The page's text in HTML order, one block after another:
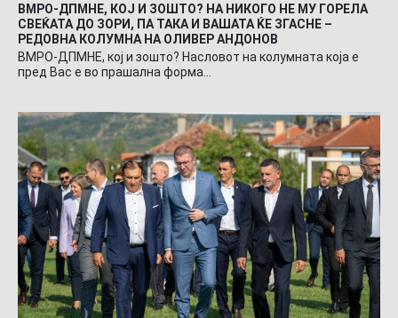
ВМРО-ДПМНЕ, КОЈ И ЗОШТО? НА НИКОГО НЕ МУ ГОРЕЛА
СВЕЌАТА ДО ЗОРИ, ПА ТАКА И ВАШАТА ЌЕ ЗГАСНЕ –
РЕДОВНА КОЛУМНА НА ОЛИВЕР АНДОНОВ
ВМРО-ДПМНЕ, кој и зошто? Насловот на колумната која е
пред Вас е во прашална форма…